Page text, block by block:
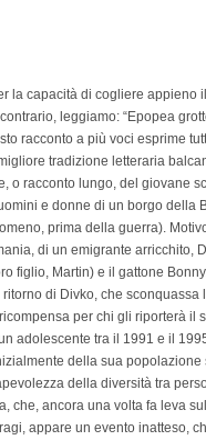
la capacità di cogliere appieno
leggiamo: “Epopea
racconto a più voci esprime
tradizione letteraria
o racconto lungo, del giovane
e donne di un borgo della
prima della guerra).
di un emigrante arricchito,
figlio, Martin) e il gattone
di Divko, che
per chi gli riporterà il
adolescente tra il 1991 e il
della sua
della diversità tra
che, ancora una volta fa leva
appare un evento inatteso,